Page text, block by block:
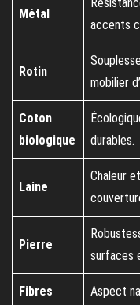
Métal
accents
Rotin
mobilier
Coton
biologique
durables.
Laine
Chaleur
Pierre
surfaces
Fibres
Aspect